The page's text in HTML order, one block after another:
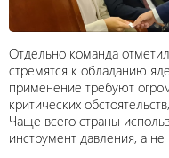
Отдельно команда
стремятся к обладанию
применение требуют
критических
Чаще всего страны
инструмент давления, а